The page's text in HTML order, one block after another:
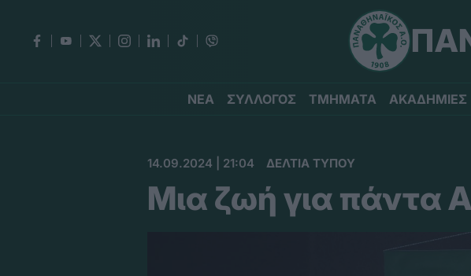
ΝΕΑ ΣΥΛΛΟΓΟΣ ΤΜΗΜΑΤΑ ΑΚΑΔΗΜΙΕΣ
14.09.2024 | 21:04 ΔΕΛΤΙΑ ΤΥΠΟΥ
Μια ζωή για πάντα